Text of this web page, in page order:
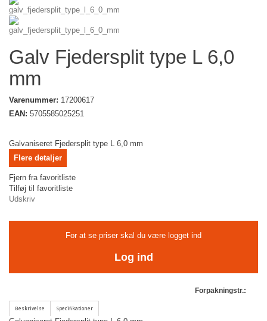
Galv Fjedersplit type L 6,0
mm
Varenummer: 17200617
EAN: 5705585025251
Galvaniseret Fjedersplit type L 6,0 mm
Flere detaljer
Fjern fra favoritliste
Tilføj til favoritliste
Udskriv
For at se priser skal du være logget ind
Log ind
Forpakningstr.: